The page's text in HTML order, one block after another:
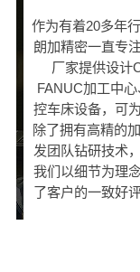
作为有着20多年
朗加精密一直专
厂家提供设计
FANUC加工中
控车床设备，可
除了拥有高精的
发团队钻研技术
我们以细节为理
了客户的一致好